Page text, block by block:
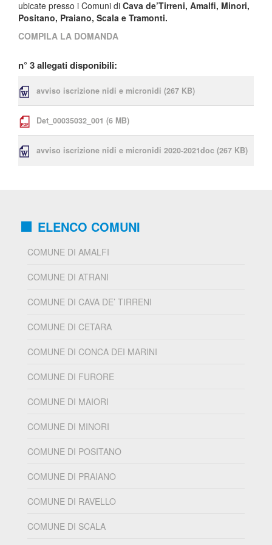
ubicate presso i Comuni di Cava de’Tirreni, Amalfi, Minori,
Positano, Praiano, Scala e Tramonti.
COMPILA LA DOMANDA
n° 3 allegati disponibili:
avviso iscrizione nidi e micronidi (267 KB)
Det_00035032_001 (6 MB)
avviso iscrizione nidi e micronidi 2020-2021doc (267 KB)
ELENCO COMUNI
COMUNE DI AMALFI
COMUNE DI ATRANI
COMUNE DI CAVA DE’ TIRRENI
COMUNE DI CETARA
COMUNE DI CONCA DEI MARINI
COMUNE DI FURORE
COMUNE DI MAIORI
COMUNE DI MINORI
COMUNE DI POSITANO
COMUNE DI PRAIANO
COMUNE DI RAVELLO
COMUNE DI SCALA